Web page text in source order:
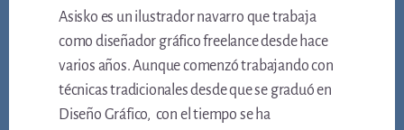
Asisko es un ilustrador navarro que trabaja
como diseñador gráfico freelance desde hace
varios años. Aunque comenzó trabajando con
técnicas tradicionales desde que se graduó en
Diseño Gráfico, con el tiempo se ha